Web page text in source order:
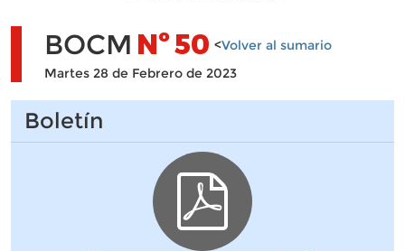
BOCM Nº50 <Volver al sumario
Martes 28 de Febrero de 2023
Boletín